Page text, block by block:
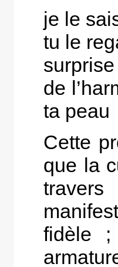
je le
tu le
surprise
de
ta peau
Cette
que la
fidèle ;